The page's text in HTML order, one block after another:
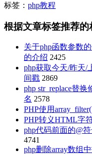
标签： php教程
根据文章标签推荐的
关于php函数参数
的介绍 2425
php获取今天/昨天/
间戳 2869
php str_replace替
名 2578
PHP使用
PHP转义HTML字
php代码前面的@
4741
php删除array数组